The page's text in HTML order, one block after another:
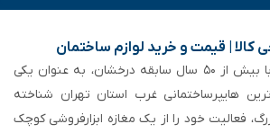
کالا | قیمت و خرید لوازم ساختمان
هایپر ساختمانی خاجی‌ با بیش از ۵۰ سال سابقه‌ درخشان، به عنوان یکی
هایپرساختمانی‌ غرب استان تهران شناخته
فعالیت خود را از یک مغازه ابزارفروشی کوچک